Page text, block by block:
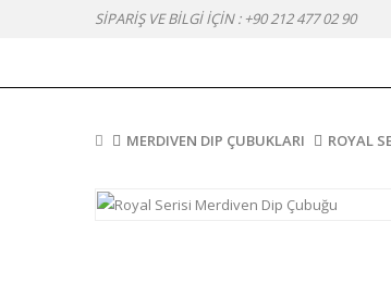
SİPARİŞ VE BİLGİ İÇİN : +90 212 477 02 90
MERDIVEN DIP ÇUBUKLARI ROYAL